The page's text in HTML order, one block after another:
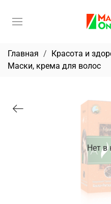
Главная Красота и
Маски, крема для волос
Нет в